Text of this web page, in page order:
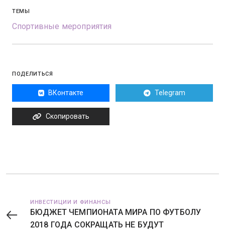
ТЕМЫ
Спортивные мероприятия
ПОДЕЛИТЬСЯ
ВКонтакте Telegram
Скопировать
ИНВЕСТИЦИИ И ФИНАНСЫ
БЮДЖЕТ ЧЕМПИОНАТА МИРА ПО ФУТБОЛУ
2018 ГОДА СОКРАЩАТЬ НЕ БУДУТ